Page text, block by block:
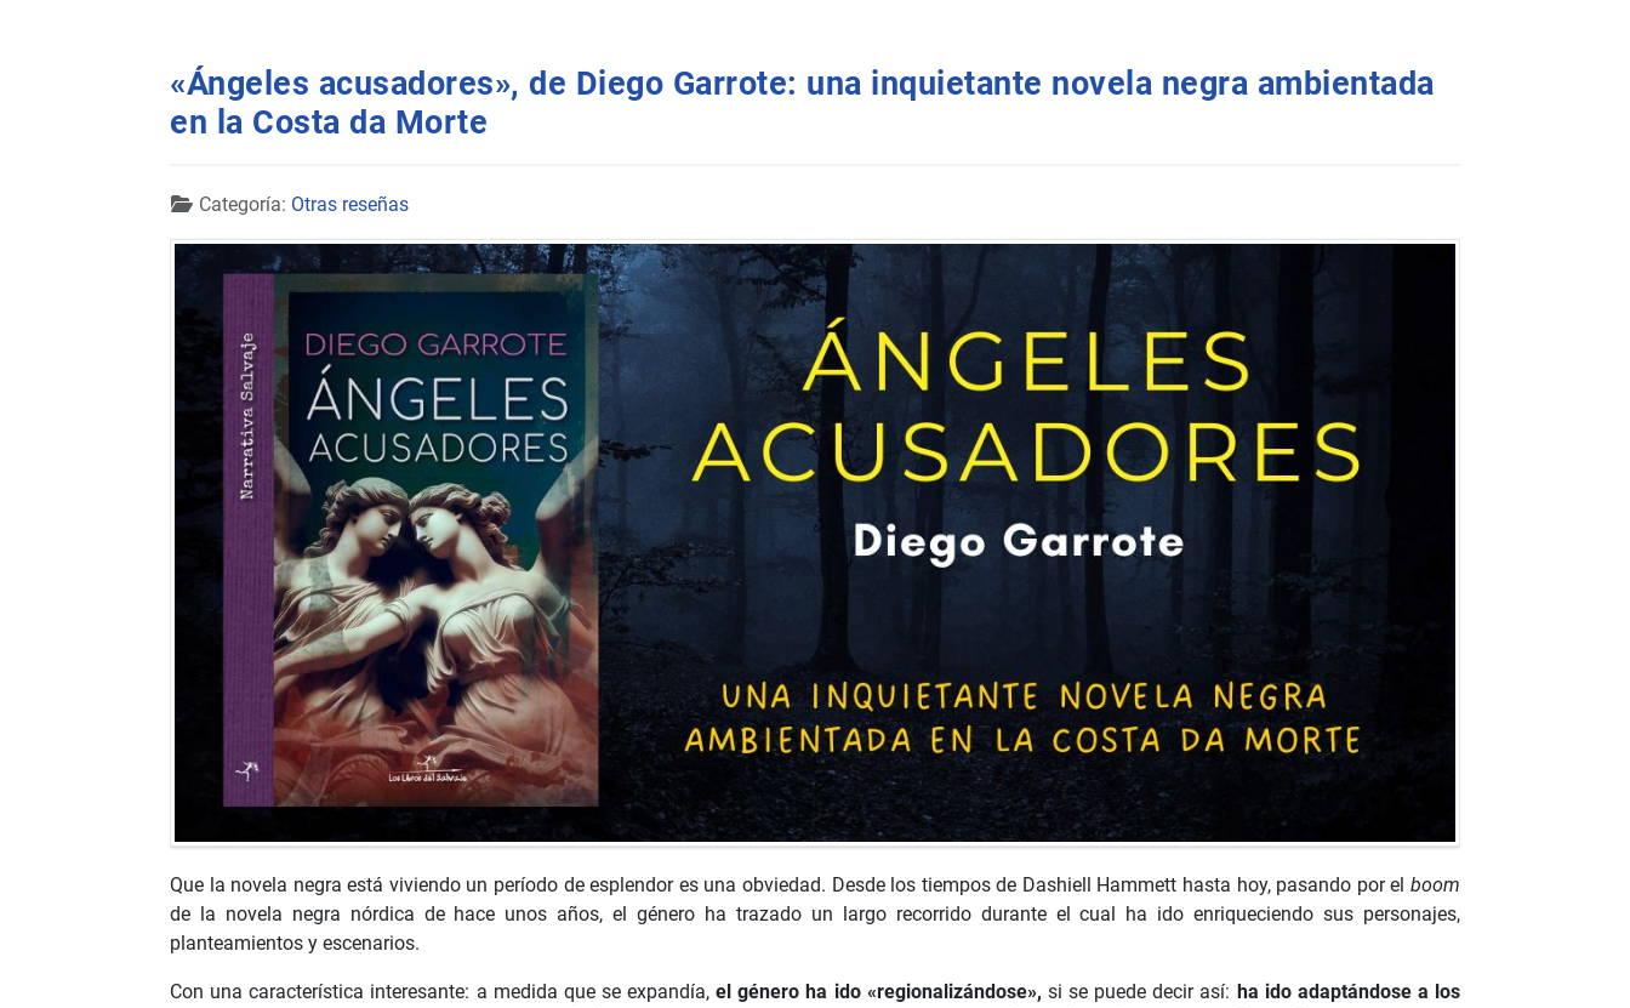
«Ángeles acusadores», de Diego Garrote: una inquietante novela negra ambientada
en la Costa da Morte
Detalles
Categoría: Otras reseñas
Que la novela negra está viviendo un período de esplendor es una obviedad. Desde los tiempos de Dashiell Hammett hasta hoy, pasando por el boom
de la novela negra nórdica de hace unos años, el género ha trazado un largo recorrido durante el cual ha ido enriqueciendo sus personajes,
planteamientos y escenarios.
Con una característica interesante: a medida que se expandía,el género ha ido «regionalizándose», si se puede decir así: ha ido adaptándose a los